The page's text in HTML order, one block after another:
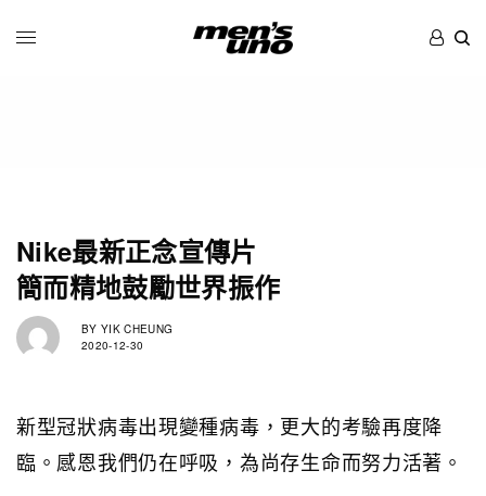
Nike最新正念宣傳片
簡而精地鼓勵世界振作
BY YIK CHEUNG
2020-12-30
新型冠狀病毒出現變種病毒，更大的考驗再度降
臨。感恩我們仍在呼吸，為尚存生命而努力活著。